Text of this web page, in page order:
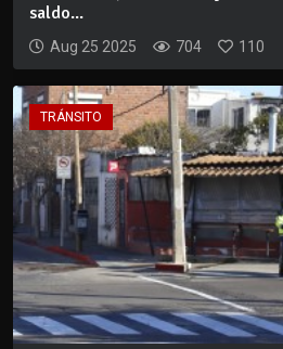
saldo...
Aug 25 2025 704 110
TRÁNSITO